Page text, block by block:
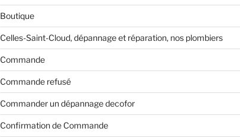
Boutique
Celles-Saint-Cloud, dépannage et réparation, nos plombiers
Commande
Commande refusé
Commander un dépannage decofor
Confirmation de Commande